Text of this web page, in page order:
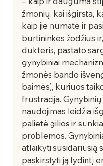
žmonių, kai išgirsta,
kaip jie numatė ir
burtininkės žodžius
dukteris, pastato
gynybiniai
žmonės bando
baimės), kuriuos
frustracija.
naudojimas leidžia
palietė gilios ir
problemos.
atlaikyti susidariusią
paskirstyti ją lydintį